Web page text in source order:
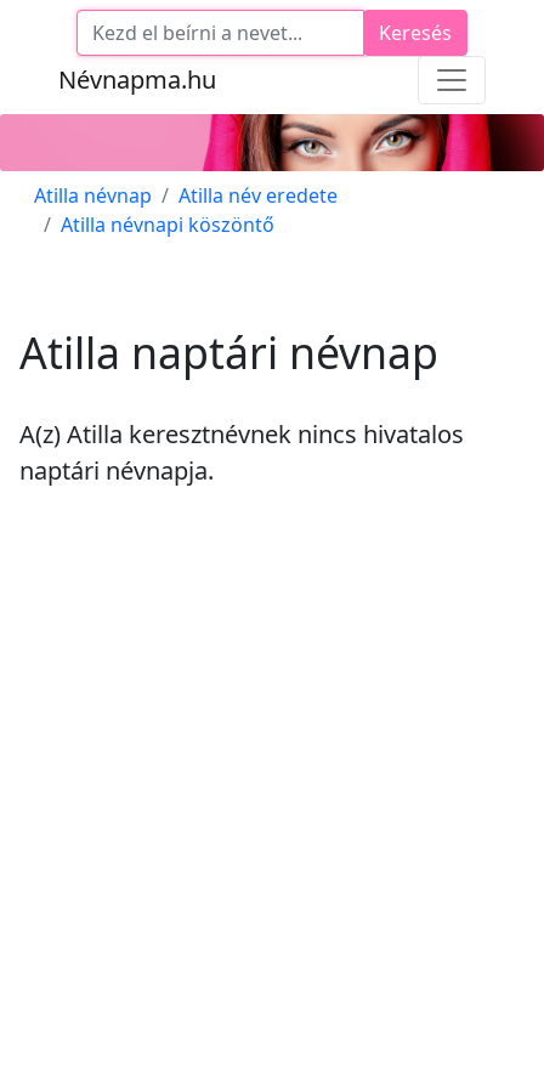
Névnapma.hu
Keresés
Atilla névnap
Atilla név eredete
Atilla névnapi köszöntő
Atilla naptári névnap
A(z) Atilla keresztnévnek nincs hivatalos
naptári névnapja.